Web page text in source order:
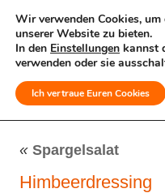
MENÜ
« Spargelsalat
Himbeerdressing
Wir verwenden Cookies,
unserer Website zu bieten.
In den Einstellungen kannst
verwenden oder sie
Ich vertraue Euren Cookies